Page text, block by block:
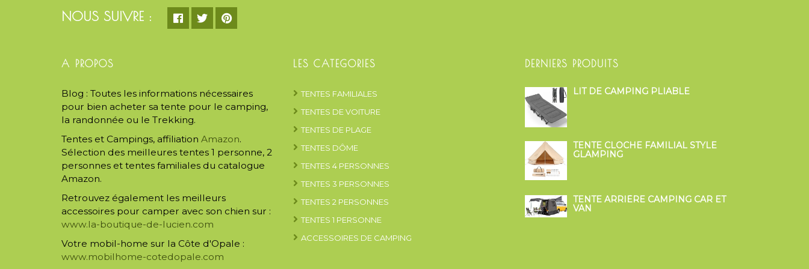
NOUS SUIVRE :
A PROPOS
Blog : Toutes les informations nécessaires
pour bien acheter sa tente pour le camping,
la randonnée ou le Trekking.
Tentes et Campings, affiliation Amazon.
Sélection des meilleures tentes 1 personne, 2
personnes et tentes familiales du catalogue
Amazon.
Retrouvez également les meilleurs
accessoires pour camper avec son chien sur :
www.la-boutique-de-lucien.com
Votre mobil-home sur la Côte d'Opale :
www.mobilhome-cotedopale.com
LES CATEGORIES
TENTES FAMILIALES
TENTES DE VOITURE
TENTES DE PLAGE
TENTES DÔME
TENTES 4 PERSONNES
TENTES 3 PERSONNES
TENTES 2 PERSONNES
TENTES 1 PERSONNE
ACCESSOIRES DE CAMPING
DERNIERS PRODUITS
LIT DE CAMPING PLIABLE
TENTE CLOCHE FAMILIAL STYLE
GLAMPING
TENTE ARRIÈRE CAMPING CAR ET
VAN